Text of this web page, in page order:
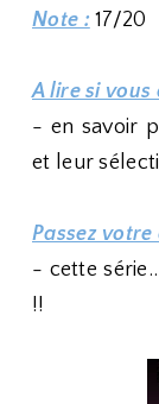
Note : 17/20
A lire si vous
- en savoir
et leur
Passez
- cette
!!